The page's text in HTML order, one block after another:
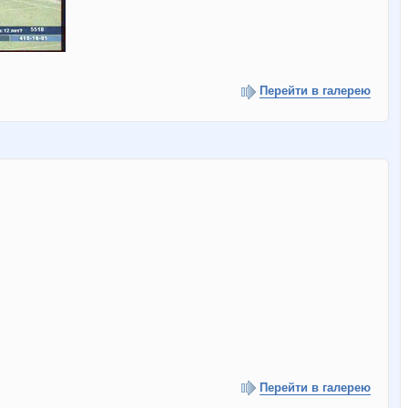
Перейти в галерею
Перейти в галерею